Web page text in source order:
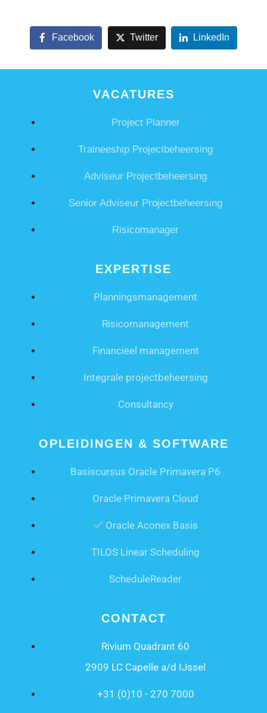
Facebook Twitter LinkedIn
VACATURES
Project Planner
Traineeship Projectbeheersing
Adviseur Projectbeheersing
Senior Adviseur Projectbeheersing
Risicomanager
EXPERTISE
Planningsmanagement
Risicomanagement
Financieel management
Integrale projectbeheersing
Consultancy
OPLEIDINGEN & SOFTWARE
Basiscursus Oracle Primavera P6
Oracle Primavera Cloud
Oracle Aconex Basis
TILOS Linear Scheduling
ScheduleReader
CONTACT
Rivium Quadrant 60
2909 LC Capelle a/d IJssel
+31 (0)10 - 270 7000